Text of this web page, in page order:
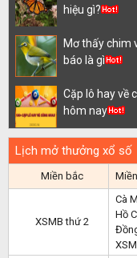
hiệu gì?
Mơ thấy chim
báo là gì
Cặp lô hay về
hôm nay
Lịch mở thưởng xổ số
Miền bắc
XSMB thứ 2
Cà
Hồ